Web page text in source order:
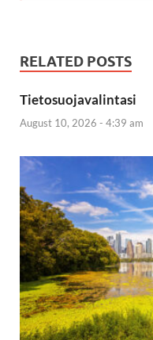
RELATED POSTS
Tietosuojavalintasi
August 10, 2026 - 4:39 am